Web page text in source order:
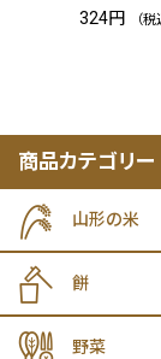
324円
（税
商品カテゴリー
山形の米
餅
野菜